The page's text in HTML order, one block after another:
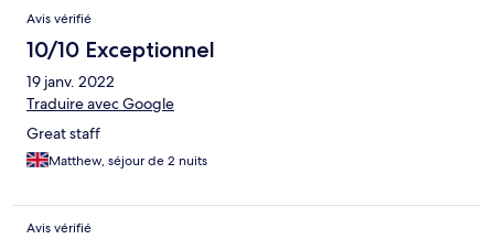
Avis vérifié
10/10 Exceptionnel
19 janv. 2022
Traduire avec Google
Great staff
Matthew, séjour de 2 nuits
Avis vérifié